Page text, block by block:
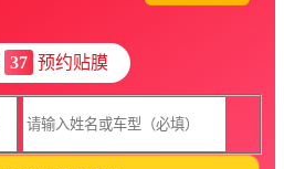
37 预约贴膜